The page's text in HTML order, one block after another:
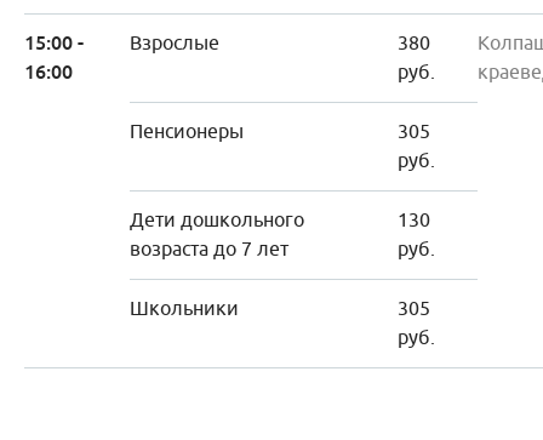
15:00 -
16:00
Взрослые
380
руб.
Пенсионеры
305
руб.
Дети дошкольного
возраста до 7 лет
130
руб.
Школьники
305
руб.